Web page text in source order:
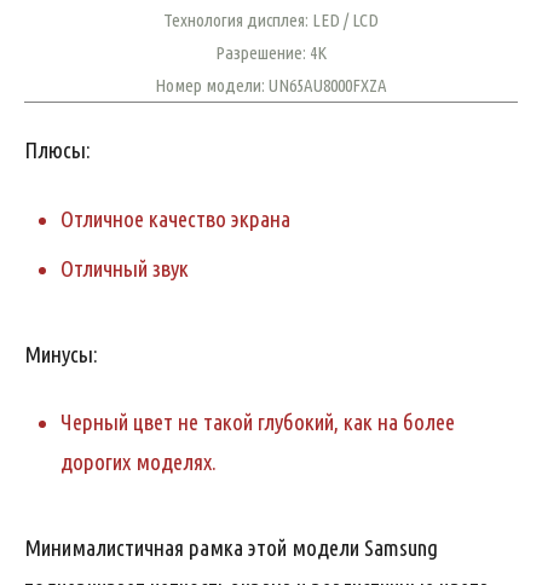
Технология дисплея: LED / LCD
Разрешение: 4K
Номер модели: UN65AU8000FXZA
Плюсы:
Отличное качество экрана
Отличный звук
Минусы:
Черный цвет не такой глубокий, как на более
дорогих моделях.
Минималистичная рамка этой модели Samsung